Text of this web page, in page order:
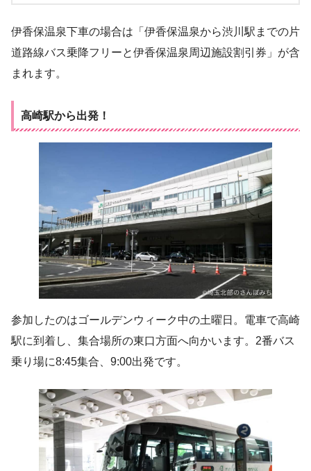
伊香保温泉下車の場合は「伊香保温泉から渋川駅までの片
道路線バス乗降フリーと伊香保温泉周辺施設割引券」が含
まれます。
高崎駅から出発！
参加したのはゴールデンウィーク中の土曜日。電車で高崎
駅に到着し、集合場所の東口方面へ向かいます。2番バス
乗り場に8:45集合、9:00出発です。